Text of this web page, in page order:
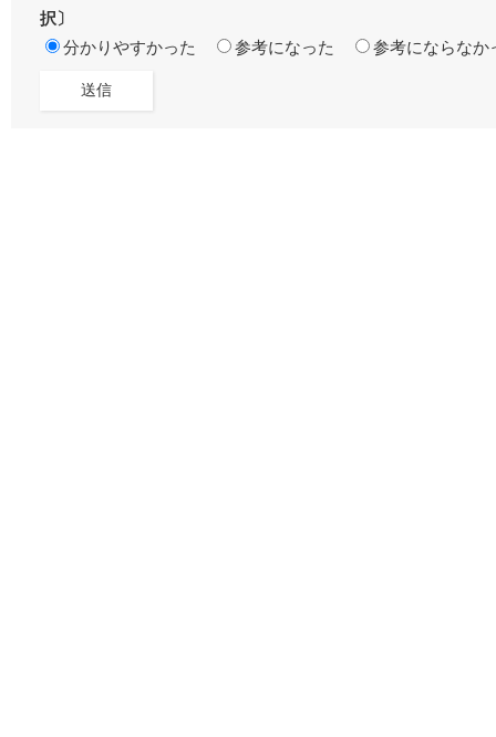
択〕
分かりやすかった
参考になった 参考にならなか